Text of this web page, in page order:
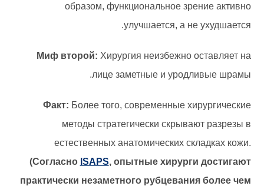
образом, функциональное зрение активно
улучшается, а не ухудшается.
Миф второй:Хирургия неизбежно оставляет на
лице заметные и уродливые шрамы.
Факт:Более того, современные хирургические
методы стратегически скрывают разрезы в
естественных анатомических складках кожи.
(СогласноISAPS, опытные хирурги достигают
практически незаметного рубцевания более чем